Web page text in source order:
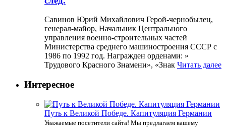
Савинов Юрий Михайлович Герой-чернобылец,
генерал-майор, Начальник Центрального
управления военно-строительных частей
Министерства среднего машиностроения СССР с
1986 по 1992 год. Награжден орденами: »
Трудового Красного Знамени», «Знак Читать далее
Интересное
Путь к Великой Победе. Капитуляция Германии
Уважаемые посетители сайта! Мы предлагаем вашему